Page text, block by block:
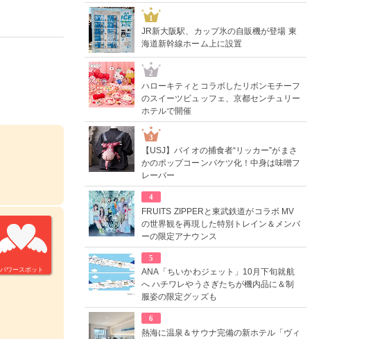
パワースポット
1
JR新大阪駅、カップ氷の自販機が登場 東
海道新幹線ホーム上に設置
2
ハローキティとコラボしたリボンモチーフ
のスイーツビュッフェ、京都センチュリー
ホテルで開催
3
【USJ】バイオの捕食者“リッカー”がまさ
かのポップコーンバケツ化！中身は味噌フ
レーバー
4
FRUITS ZIPPERと東武鉄道がコラボ MV
の世界観を再現した特別トレイン＆メンバ
ーの限定アナウンス
5
ANA「ちいかわジェット」10月下旬就航
へ ハチワレやうさぎたちが機内品に＆制
服姿の限定グッズも
6
熱海に温泉＆サウナ完備の新ホテル「ヴィ